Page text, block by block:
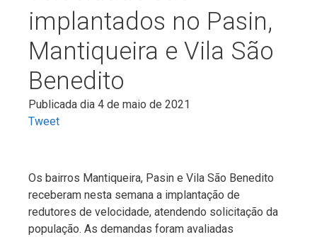
implantados no Pasin,
Mantiqueira e Vila São
Benedito
Publicada dia 4 de maio de 2021
Tweet
Os bairros Mantiqueira, Pasin e Vila São Benedito
receberam nesta semana a implantação de
redutores de velocidade, atendendo solicitação da
população. As demandas foram avaliadas